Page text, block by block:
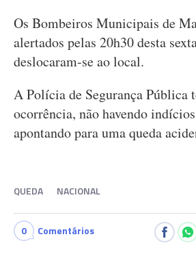
Os Bombeiros Municipais de
alertados pelas 20h30 desta
deslocaram-se ao local.
A Polícia de Segurança Pública
ocorrência, não havendo
apontando para uma queda
QUEDA NACIONAL
0 Comentários